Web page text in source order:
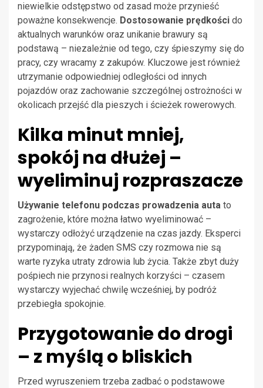
niewielkie odstępstwo od zasad może przynieść
poważne konsekwencje. Dostosowanie prędkości do
aktualnych warunków oraz unikanie brawury są
podstawą – niezależnie od tego, czy śpieszymy się do
pracy, czy wracamy z zakupów. Kluczowe jest również
utrzymanie odpowiedniej odległości od innych
pojazdów oraz zachowanie szczególnej ostrożności w
okolicach przejść dla pieszych i ścieżek rowerowych.
Kilka minut mniej,
spokój na dłużej –
wyeliminuj rozpraszacze
Używanie telefonu podczas prowadzenia auta to
zagrożenie, które można łatwo wyeliminować –
wystarczy odłożyć urządzenie na czas jazdy. Eksperci
przypominają, że żaden SMS czy rozmowa nie są
warte ryzyka utraty zdrowia lub życia. Także zbyt duży
pośpiech nie przynosi realnych korzyści – czasem
wystarczy wyjechać chwilę wcześniej, by podróż
przebiegła spokojnie.
Przygotowanie do drogi
– z myślą o bliskich
Przed wyruszeniem trzeba zadbać o podstawowe